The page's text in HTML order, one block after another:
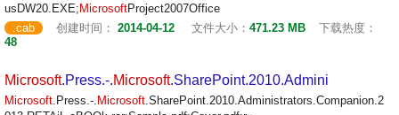
usDW20.EXE; MicrosoftProject2007Office
.cab
创建时间： 2014-04-12 文件大小： 471.23 MB
下载热度：
48
Microsoft.Press.-.Microsoft.SharePoint.2010.Admini
Microsoft.Press.-. Microsoft.SharePoint.2010.Administrators.Companion.2